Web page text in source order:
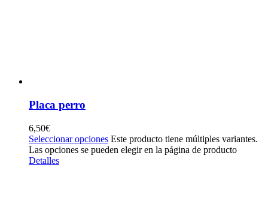
Placa perro
6,50€
Seleccionar opciones Este producto tiene múltiples variantes.
Las opciones se pueden elegir en la página de producto
Detalles